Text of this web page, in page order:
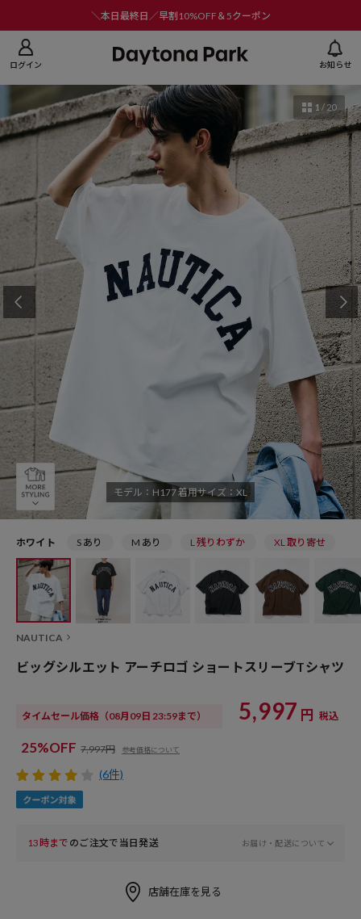
＼本日最終日／早割10%OFF＆5クーポン
ログイン お知らせ
モデル：H177 着用サイズ：XL
1 / 20
ホワイト S あり M あり L 残りわずか XL 取り寄せ
NAUTICA
ビッグシルエット アーチロゴ ショートスリーブTシャツ
タイムセール価格 （08月09日 23:59まで） 5,997 円 税込
25%OFF 7,997円 参考価格について
(6件)
13時まで のご注文で当日発送 お届け・配送について
店舗在庫を見る